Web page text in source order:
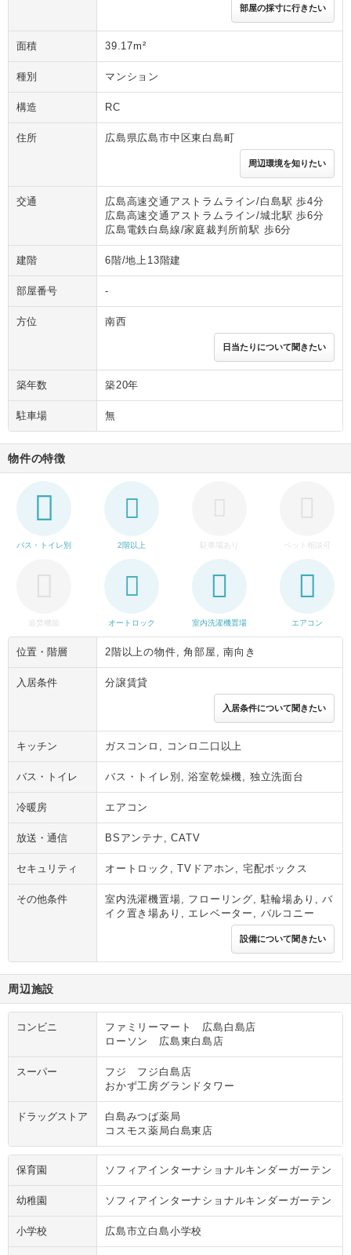
部屋の採寸に行きたい
面積 39.17m²
種別 マンション
構造 RC
住所 広島県広島市中区東白島町
周辺環境を知りたい
交通
広島高速交通アストラムライン/白島駅 歩4分
広島高速交通アストラムライン/城北駅 歩6分
広島電鉄白島線/家庭裁判所前駅 歩6分
建階 6階/地上13階建
部屋番号 -
方位 南西
日当たりについて聞きたい
築年数 築20年
駐車場 無
物件の特徴
バス・トイレ別 2階以上 駐車場あり ペット相談可
追焚機能 オートロック 室内洗濯機置場 エアコン
位置・階層 2階以上の物件, 角部屋, 南向き
入居条件 分譲賃貸
入居条件について聞きたい
キッチン ガスコンロ, コンロ二口以上
バス・トイレ バス・トイレ別, 浴室乾燥機, 独立洗面台
冷暖房 エアコン
放送・通信 BSアンテナ, CATV
セキュリティ オートロック, TVドアホン, 宅配ボックス
その他条件
室内洗濯機置場, フローリング, 駐輪場あり, バ
イク置き場あり, エレベーター, バルコニー
設備について聞きたい
周辺施設
コンビニ
ファミリーマート 広島白島店
ローソン 広島東白島店
スーパー
フジ フジ白島店
おかず工房グランドタワー
ドラッグストア
白島みつば薬局
コスモス薬局白島東店
保育園 ソフィアインターナショナルキンダーガーテン
幼稚園 ソフィアインターナショナルキンダーガーテン
小学校 広島市立白島小学校